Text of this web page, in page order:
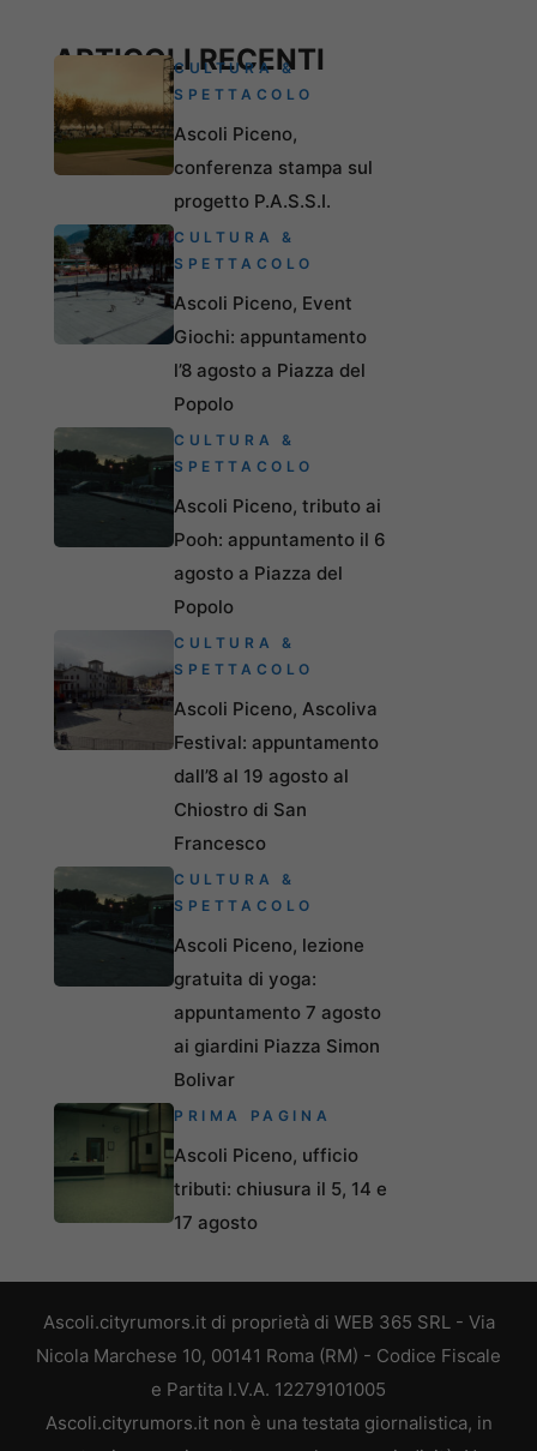
ARTICOLI RECENTI
CULTURA &
SPETTACOLO
Ascoli Piceno,
conferenza stampa sul
progetto P.A.S.S.I.
CULTURA &
SPETTACOLO
Ascoli Piceno, Event
Giochi: appuntamento
l’8 agosto a Piazza del
Popolo
CULTURA &
SPETTACOLO
Ascoli Piceno, tributo ai
Pooh: appuntamento il 6
agosto a Piazza del
Popolo
CULTURA &
SPETTACOLO
Ascoli Piceno, Ascoliva
Festival: appuntamento
dall’8 al 19 agosto al
Chiostro di San
Francesco
CULTURA &
SPETTACOLO
Ascoli Piceno, lezione
gratuita di yoga:
appuntamento 7 agosto
ai giardini Piazza Simon
Bolivar
PRIMA PAGINA
Ascoli Piceno, ufficio
tributi: chiusura il 5, 14 e
17 agosto
Ascoli.cityrumors.it di proprietà di WEB 365 SRL - Via
Nicola Marchese 10, 00141 Roma (RM) - Codice Fiscale
e Partita I.V.A. 12279101005
Ascoli.cityrumors.it non è una testata giornalistica, in